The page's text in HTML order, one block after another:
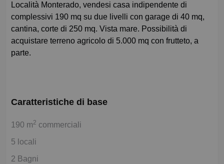
Località Monterado, vendesi casa indipendente di
complessivi 190 mq su due livelli con garage di 40 mq,
cantina, corte di 250 mq. Vista mare. Possibilità di
acquistare terreno agricolo di 5.000 mq con frutteto, a
parte.
Caratteristiche di base
190 m2 commerciali
5 locali
2 Bagni